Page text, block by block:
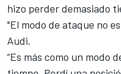
hizo perder demasiado
"El modo de ataque no
Audi.
“Es más como un modo